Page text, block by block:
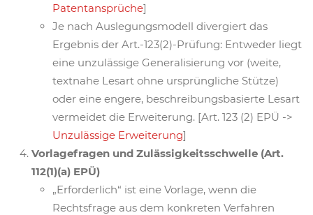
Patentansprüche]
Je nach Auslegungsmodell divergiert das
Ergebnis der Art.-123(2)-Prüfung: Entweder liegt
eine unzulässige Generalisierung vor (weite,
textnahe Lesart ohne ursprüngliche Stütze)
oder eine engere, beschreibungsbasierte Lesart
vermeidet die Erweiterung. [Art. 123 (2) EPÜ ->
Unzulässige Erweiterung]
Vorlagefragen und Zulässigkeitsschwelle (Art.
112(1)(a) EPÜ)
„Erforderlich“ ist eine Vorlage, wenn die
Rechtsfrage aus dem konkreten Verfahren